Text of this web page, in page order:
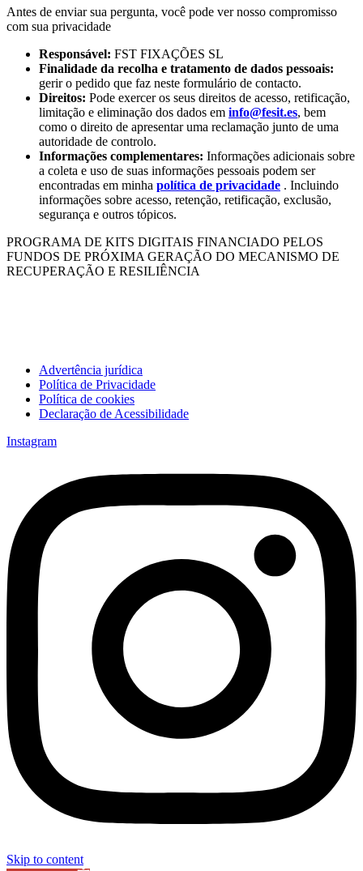
Antes de enviar sua pergunta, você pode ver nosso compromisso
com sua privacidade
Responsável: FST FIXAÇÕES SL
Finalidade da recolha e tratamento de dados pessoais:
gerir o pedido que faz neste formulário de contacto.
Direitos: Pode exercer os seus direitos de acesso, retificação,
limitação e eliminação dos dados em info@fesit.es, bem
como o direito de apresentar uma reclamação junto de uma
autoridade de controlo.
Informações complementares: Informações adicionais sobre
a coleta e uso de suas informações pessoais podem ser
encontradas em minha política de privacidade . Incluindo
informações sobre acesso, retenção, retificação, exclusão,
segurança e outros tópicos.
PROGRAMA DE KITS DIGITAIS FINANCIADO PELOS
FUNDOS DE PRÓXIMA GERAÇÃO DO MECANISMO DE
RECUPERAÇÃO E RESILIÊNCIA
Advertência jurídica
Política de Privacidade
Política de cookies
Declaração de Acessibilidade
Instagram
Skip to content